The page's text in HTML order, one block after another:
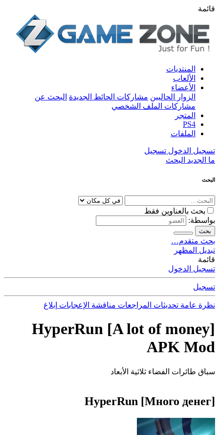
قائمة
المنتديات
الألعاب
الأعضاء
الزوار الحاليين مشاركات الحائط الجديدة البحث عن
مشاركات الملف الشخصي
المتجر
PS4
الملفات
تسجيل الدخول تسجيل
ما الجديد البحث
البحث
بحث بالعناوين فقط
بواسطة:
بحث
بحث متقدم…
تبديل المظهر
قائمة
تسجيل الدخول
تسجيل
نظرة عامة تحديثات المراجعات مناقشة الإعجابات إبلاغ
HyperRun [A lot of money]
APK Mod
سباق طائرات الفضاء ثلاثية الأبعاد
HyperRun [Много денег]